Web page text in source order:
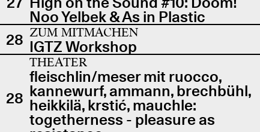
Noo Yelbek & As in Plastic
28 ZUM MITMACHEN
IGTZ Workshop
28
THEATER
fleischlin/meser mit ruocco,
kannewurf, ammann, brechbühl,
heikkilä, krstić, mauchle:
togetherness - pleasure as